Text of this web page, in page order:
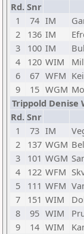
Rd. Snr
1
74 IM
2
136 IM
3
100 IM
4
120 WIM
6
67 WFM
9
15 WGM
Trippold Denise
Rd. Snr
1
73 IM
2
137 WGM
3
101 WGM
4
122 WFM
5
111 WFM
7
151 WIM
8
95 WIM
9
14 WIM